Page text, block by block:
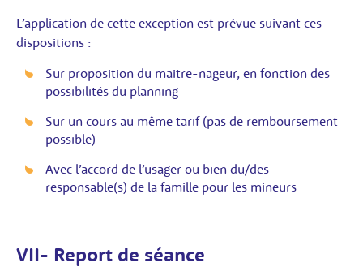
L’application de cette exception est prévue suivant ces
dispositions :
Sur proposition du maitre-nageur, en fonction des
possibilités du planning
Sur un cours au même tarif (pas de remboursement
possible)
Avec l’accord de l’usager ou bien du/des
responsable(s) de la famille pour les mineurs
VII- Report de séance